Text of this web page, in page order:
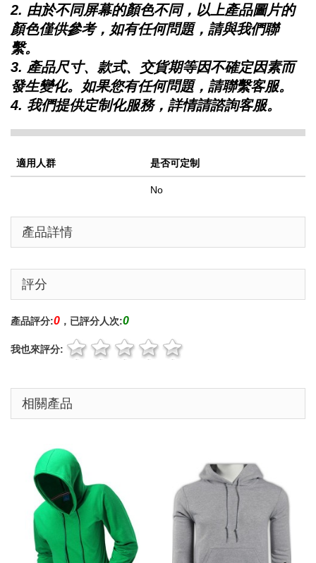
2. 由於不同屏幕的顏色不同，以上產品圖片的
顏色僅供參考，如有任何問題，請與我們聯
繫。
3. 產品尺寸、款式、交貨期等因不確定因素而
發生變化。如果您有任何問題，請聯繫客服。
4. 我們提供定制化服務，詳情請諮詢客服。
適用人群 是否可定制
No
產品詳情
評分
產品評分:0 ，已評分人次:0
我也來評分:
相關產品